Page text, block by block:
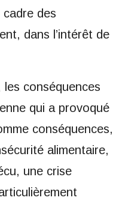
des
dans l’intérêt de
conséquences
qui a provoqué
conséquences,
alimentaire,
une crise